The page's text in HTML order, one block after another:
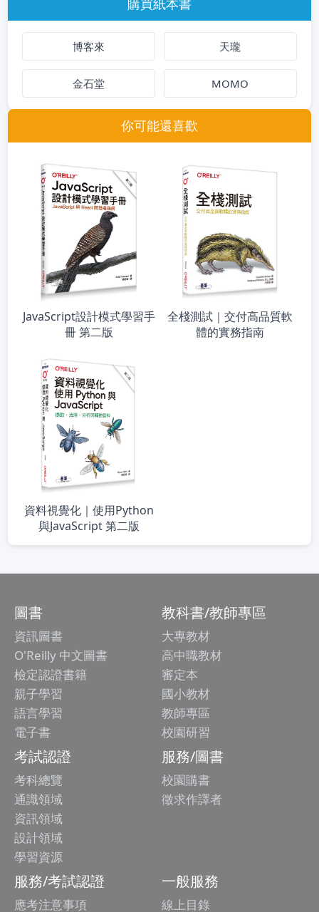
購買紙本書
博客來 天瓏
金石堂 MOMO
你可能還喜歡
JavaScript設計模式學習手
冊 第二版
全棧測試｜交付高品質軟
體的實務指南
資料視覺化｜使用Python
與JavaScript 第二版
圖書
資訊圖書
O'Reilly 中文圖書
檢定認證書籍
親子學習
語言學習
電子書
教科書/教師專區
大專教材
高中職教材
審定本
國小教材
教師專區
校園研習
考試認證
考科總覽
通識領域
資訊領域
設計領域
學習資源
服務/圖書
校園購書
徵求作譯者
服務/考試認證
應考注意事項
一般服務
線上目錄